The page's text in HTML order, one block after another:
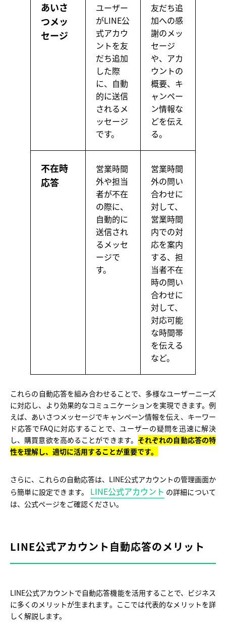
あいさ
つメッ
セージ
ユーザー
がLINE公
式アカウ
ントを友
だち追加
した際
に、自動
的に送信
されるメ
ッセージ
です。
友だち追
加への感
謝のメッ
セージ
や、アカ
ウントの
概要、キ
ャンペー
ン情報な
どを伝え
る。
不在時
応答
営業時間
外や担当
者が不在
の際に、
自動的に
送信され
るメッセ
ージで
す。
営業時間
外の問い
合わせに
対して、
営業時間
内での対
応を案内
する、担
当者不在
時の問い
合わせに
対して、
対応可能
な時間帯
を伝える
など。
これらの自動応答を組み合わせることで、多様なユーザーニーズ
に対応し、より効果的なコミュニケーションを実現できます。例
えば、あいさつメッセージでキャンペーン情報を伝え、キーワー
ド応答でFAQに対応することで、ユーザーの疑問を迅速に解決
し、購買意欲を高めることができます。 それぞれの自動応答の特
性を理解し、適切に活用することが重要です。
さらに、これらの自動応答は、LINE公式アカウントの管理画面か
ら簡単に設定できます。 LINE公式アカウント の詳細について
は、公式ページをご確認ください。
LINE公式アカウント自動応答のメリット
LINE公式アカウントで自動応答機能を活用することで、ビジネス
に多くのメリットが生まれます。ここでは代表的なメリットを詳
しく解説します。